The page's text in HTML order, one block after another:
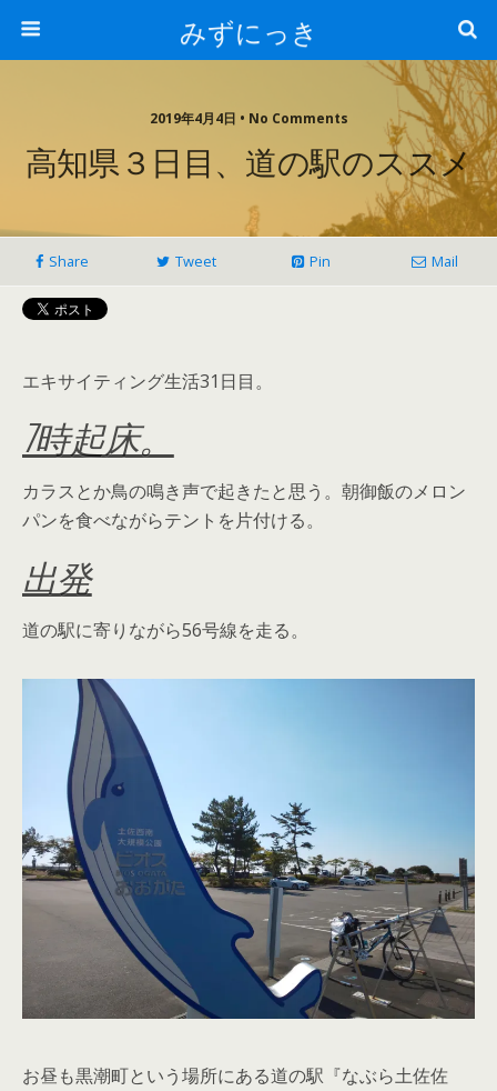
みずにっき
2019年4月4日 • No Comments
高知県３日目、道の駅のススメ
Share Tweet Pin Mail
エキサイティング生活31日目。
7時起床。
カラスとか鳥の鳴き声で起きたと思う。朝御飯のメロン
パンを食べながらテントを片付ける。
出発
道の駅に寄りながら56号線を走る。
お昼も黒潮町という場所にある道の駅『なぶら土佐佐